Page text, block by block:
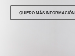
QUIERO MÁS INFORMACIÓN